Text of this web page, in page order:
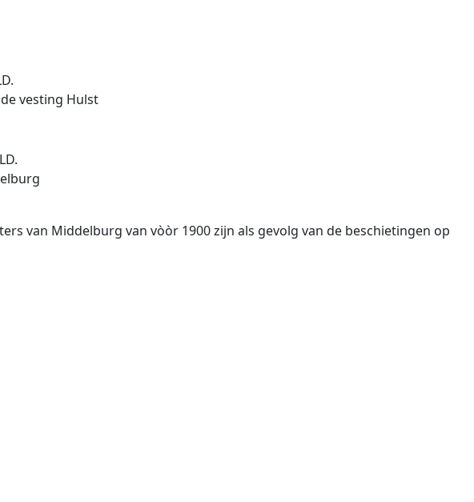
vesting Hulst
van Middelburg van vòòr 1900 zijn als gevolg van de beschietingen op